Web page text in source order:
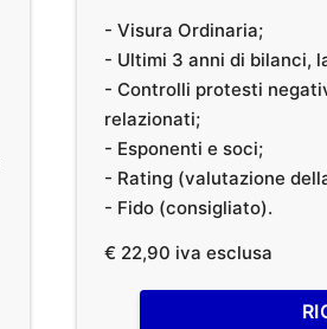
- Visura Ordinaria;
- Ultimi 3 anni di bilanci,
- Controlli protesti
relazionati;
- Esponenti e soci;
- Rating (valutazione
- Fido (consigliato).
€ 22,90 iva esclusa